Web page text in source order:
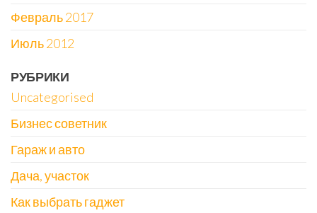
Февраль 2017
Июль 2012
РУБРИКИ
Uncategorised
Бизнес советник
Гараж и авто
Дача, участок
Как выбрать гаджет